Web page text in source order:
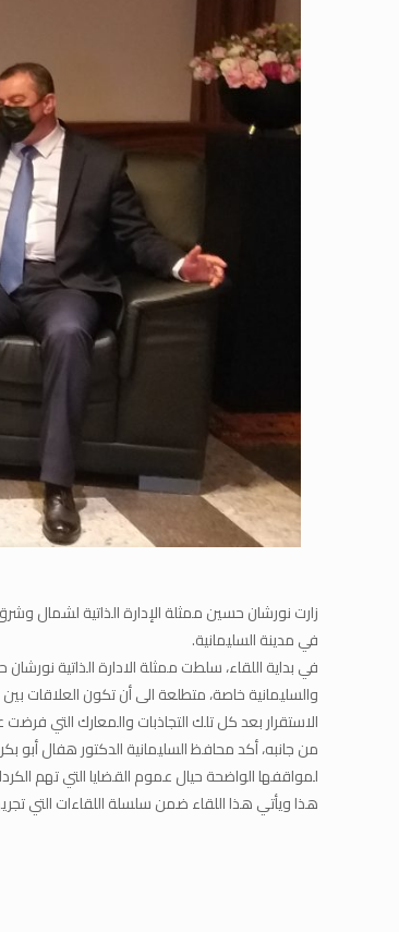
زارت نورشان حسين ممثلة الإدارة الذاتية لشمال
في مدينة السليمانية.
في بداية اللقاء، سلطت ممثلة الادارة الذاتية
والسليمانية خاصة، متطلعة الى أن تكون العلاقات
الاستقرار بعد كل تلك التجاذبات والمعارك التي
من جانبه، أكد محافظ السليمانية الدكتور هفال
لمواقفها الواضحة حيال عموم القضايا التي تهم
هذا ويأتي هذا اللقاء ضمن سلسلة اللقاءات التي